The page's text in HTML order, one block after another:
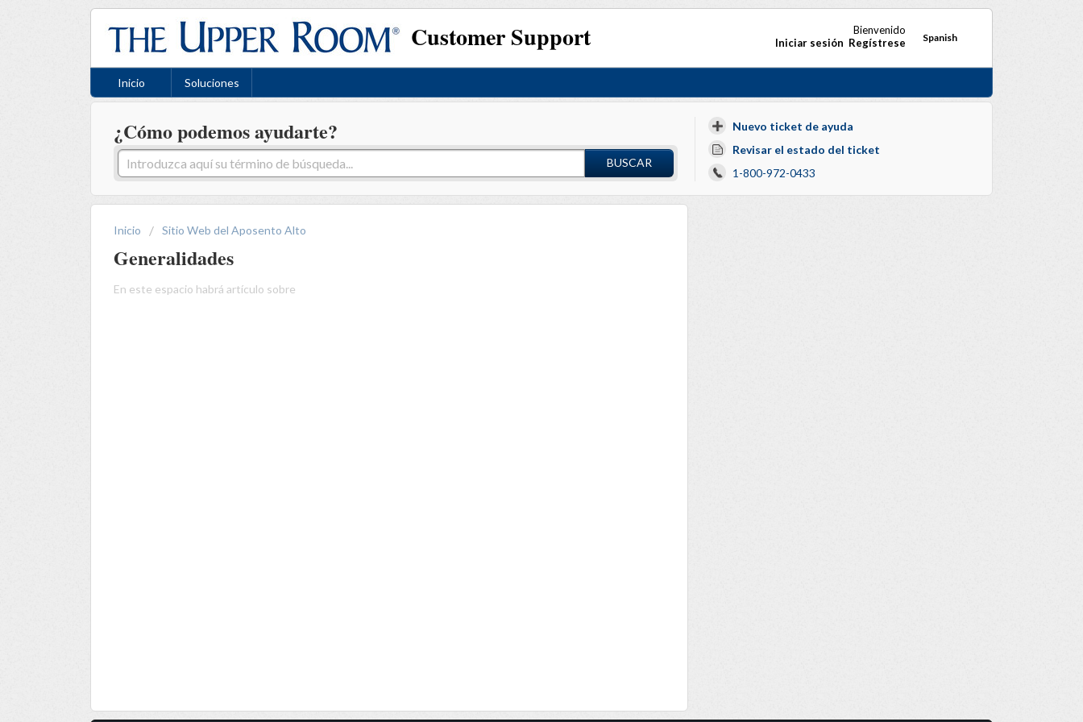
Customer Support Spanish
Bienvenido
Iniciar sesión Regístrese
Inicio Soluciones
¿Cómo podemos ayudarte?
BUSCAR
Nuevo ticket de ayuda
Revisar el estado del ticket
1-800-972-0433
Inicio Sitio Web del Aposento Alto
Generalidades
En este espacio habrá artículo sobre